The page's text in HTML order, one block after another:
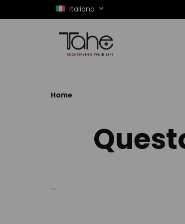
Italiano
Home